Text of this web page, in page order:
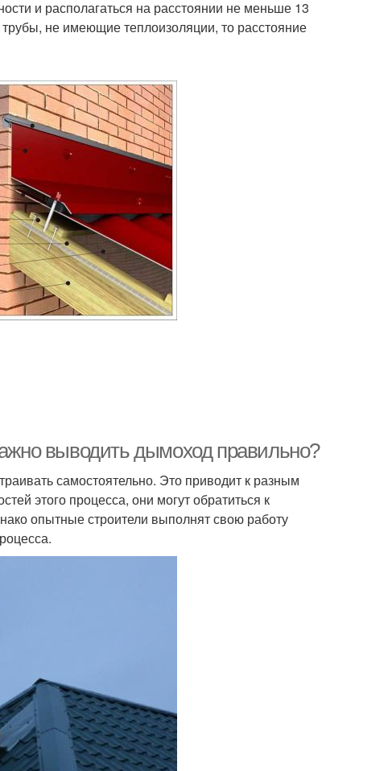
и располагаться на расстоянии не меньше 13
не имеющие теплоизоляции, то расстояние
выводить дымоход правильно?
самостоятельно. Это приводит к разным
этого процесса, они могут обратиться к
опытные строители выполнят свою работу